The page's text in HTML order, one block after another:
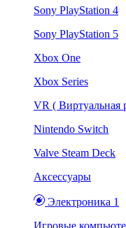
Sony PlayStation 4
Sony PlayStation 5
Xbox One
Xbox Series
VR ( Виртуальная
Nintendo Switch
Valve Steam Deck
Аксессуары
Электроника 1
Игровые